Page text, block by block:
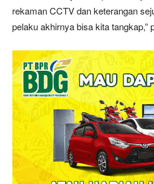
rekaman CCTV dan keterangan
pelaku akhirnya bisa kita tangkap,”